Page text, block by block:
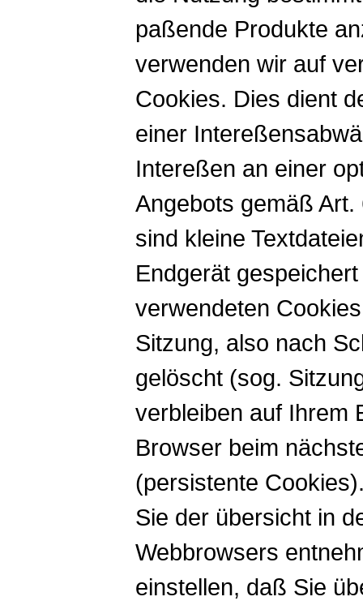
paßende Produkte
verwenden wir auf
Cookies. Dies dient
einer
Intereßen an einer
Angebots gemäß
sind kleine
Endgerät
verwendeten
Sitzung, also nach
gelöscht (sog.
verbleiben auf Ihrem
Browser beim
(persistente
Sie der übersicht in
Webbrowsers
einstellen, daß Sie